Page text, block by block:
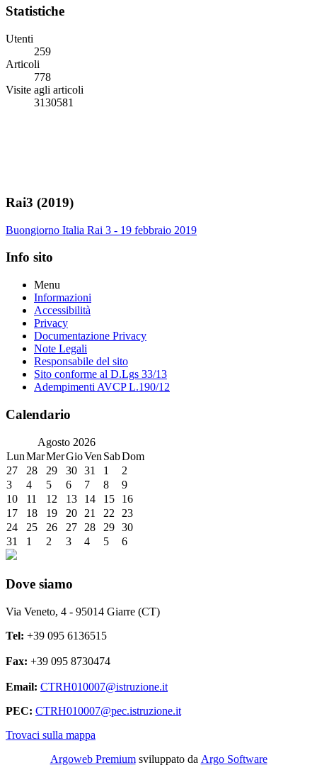
Statistiche
Utenti
259
Articoli
778
Visite agli articoli
3130581
Rai3 (2019)
Buongiorno Italia Rai 3 - 19 febbraio 2019
Info sito
Menu
Informazioni
Accessibilità
Privacy
Documentazione Privacy
Note Legali
Responsabile del sito
Sito conforme al D.Lgs 33/13
Adempimenti AVCP L.190/12
Calendario
Agosto 2026
LunMarMerGioVenSabDom
27
28 29 30 31 1
2
3
4 5 6 7 8
9
10
11 12 13 14 15
16
17
18 19 20 21 22 23
24
25 26 27 28 29 30
31
1 2 3 4 5 6
Dove siamo
Via Veneto, 4 - 95014 Giarre (CT)
Tel: +39 095 6136515
Fax: +39 095 8730474
Email: CTRH010007@istruzione.it
PEC: CTRH010007@pec.istruzione.it
Trovaci sulla mappa
Argoweb Premiumsviluppato da Argo Software